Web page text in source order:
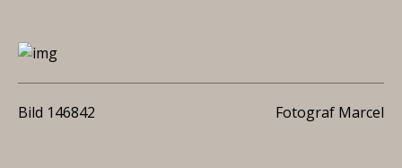
Bild 146842 Fotograf Marcel